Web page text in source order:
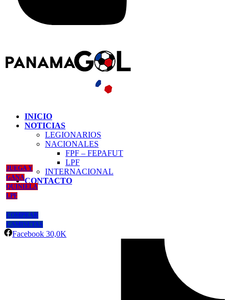
INICIO
NOTICIAS
LEGIONARIOS
NACIONALES
FPF – FEPAFUT
LPF
INTERNACIONAL
CONTACTO
JUEGA Y
GANA
QUINIELA
LPF
COMPRAR
CAMISETAS
Facebook 30,0K